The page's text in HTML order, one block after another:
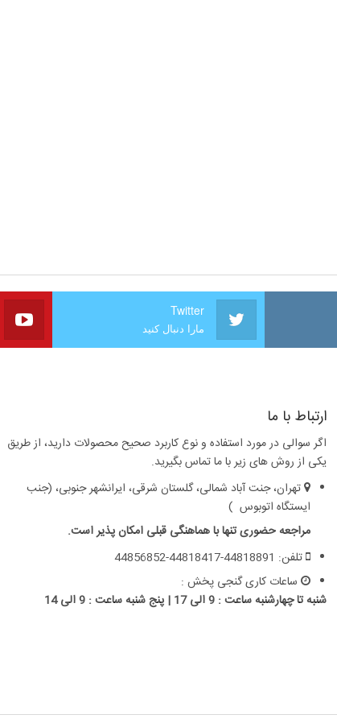
Twitter
مارا دنبال کنید
ارتباط با ما
اگر سوالی در مورد استفاده و نوع کاربرد صحیح محصولات دارید، از طریق
یکی از روش های زیر با ما تماس بگیرید.
تهران، جنت آباد شمالی، گلستان شرقی، ایرانشهر جنوبی، (جنب
ایستگاه اتوبوس )
مراجعه حضوری تنها با هماهنگی قبلی امکان پذیر است.
تلفن: 44818891-44818417-44856852
ساعات کاری گنجی پخش :
شنبه تا چهارشنبه ساعت : 9 الی 17 | پنج شنبه ساعت : 9 الی 14